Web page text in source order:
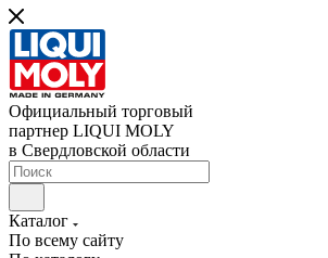
Официальный торговый
партнер LIQUI MOLY
в Свердловской области
Каталог
По всему сайту